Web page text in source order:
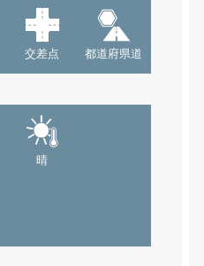
交差点 都道府県道
晴